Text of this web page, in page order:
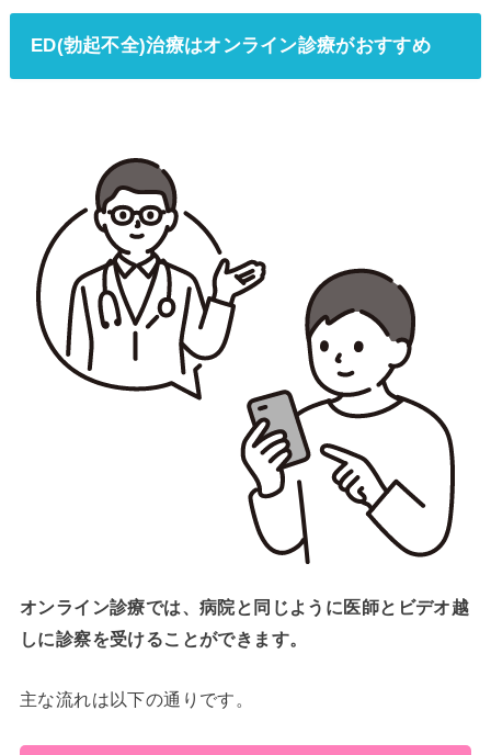
ED(勃起不全)治療はオンライン診療がおすすめ
オンライン診療では、病院と同じように医師とビデオ越
しに診察を受けることができます。
主な流れは以下の通りです。